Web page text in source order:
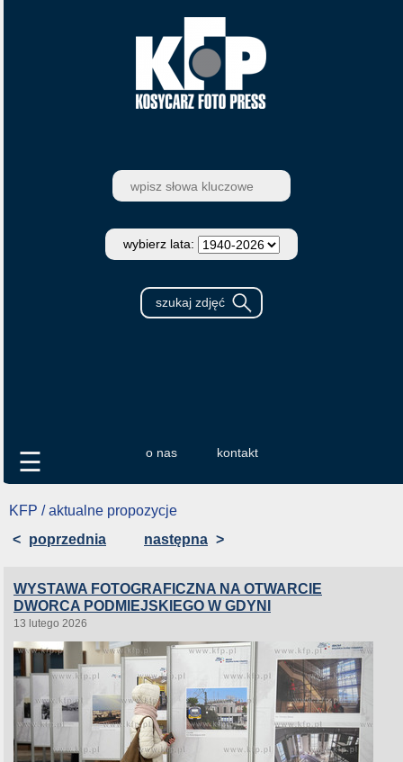
wybierz lata:
o nas kontakt
☰
KFP / aktualne propozycje
< poprzednia następna >
WYSTAWA FOTOGRAFICZNA NA OTWARCIE
DWORCA PODMIEJSKIEGO W GDYNI
13 lutego 2026